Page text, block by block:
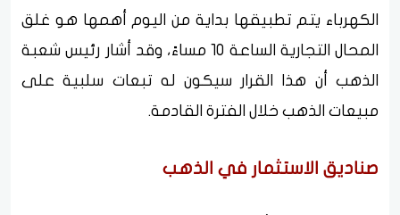
الكهرباء يتم تطبيقها بداية من اليوم أهمها هو غلق
المحال التجارية الساعة 10 مساءً، وقد أشار رئيس شعبة
الذهب أن هذا القرار سيكون له تبعات سلبية على
مبيعات الذهب خلال الفترة القادمة.
صناديق الاستثمار في الذهب